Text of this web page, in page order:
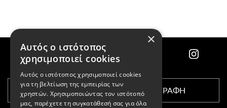
ΕΓΓΡΑΦΗ
×
Αυτός ο ιστότοπος
χρησιμοποιεί cookies
Αυτός ο ιστότοπος χρησιμοποιεί cookies
για τη βελτίωση της εμπειρίας των
χρηστών. Χρησιμοποιώντας τον ιστότοπό
μας, παρέχετε τη συγκατάθεσή σας για όλα